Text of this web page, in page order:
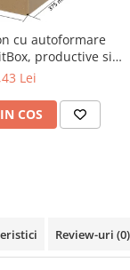
cu autoformare
productive si
375x275x300
Lei
COS
Review-uri (0)